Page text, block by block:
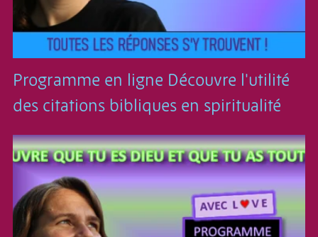
Programme en ligne Découvre l'utilité
des citations bibliques en spiritualité